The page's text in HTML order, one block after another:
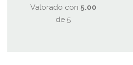
Valorado con 5.00
de 5